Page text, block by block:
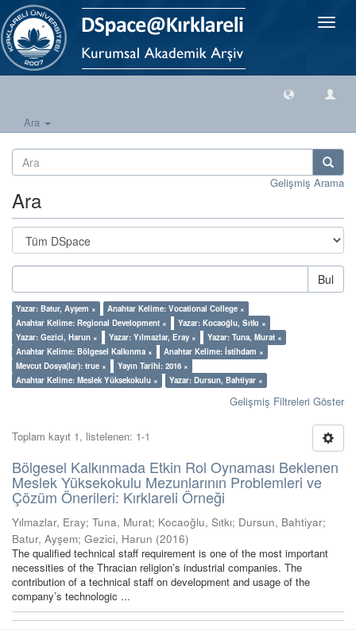
Geçiş
Ara
Gelişmiş Arama
Ara
Bul
Yazar: Batur, Ayşem ×
Anahtar Kelime: Vocational College ×
Anahtar Kelime: Regional Development ×
Yazar: Kocaoğlu, Sıtkı ×
Yazar: Gezici, Harun ×
Yazar: Yılmazlar, Eray ×
Yazar: Tuna, Murat ×
Anahtar Kelime: Bölgesel Kalkınma ×
Anahtar Kelime: İstihdam ×
Mevcut Dosya(lar): true ×
Yayın Tarihi: 2016 ×
Anahtar Kelime: Meslek Yüksekokulu ×
Yazar: Dursun, Bahtiyar ×
Gelişmiş Filtreleri Göster
Toplam kayıt 1, listelenen: 1-1
Bölgesel Kalkınmada Etkin Rol Oynaması Beklenen
Meslek Yüksekokulu Mezunlarının Problemleri ve
Çözüm Önerileri: Kırklareli Örneği
Yılmazlar, Eray; Tuna, Murat; Kocaoğlu, Sıtkı; Dursun, Bahtiyar;
Batur, Ayşem; Gezici, Harun (2016)
The qualified technical staff requirement is one of the most important
necessities of the Thracian religion’s industrial companies. The
contribution of a technical staff on development and usage of the
company’s technologic ...